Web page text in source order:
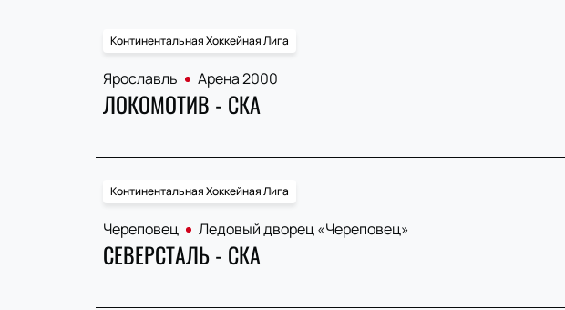
Континентальная Хоккейная Лига
Ярославль Арена 2000
ЛОКОМОТИВ - СКА
Континентальная Хоккейная Лига
Череповец Ледовый дворец «Череповец»
СЕВЕРСТАЛЬ - СКА